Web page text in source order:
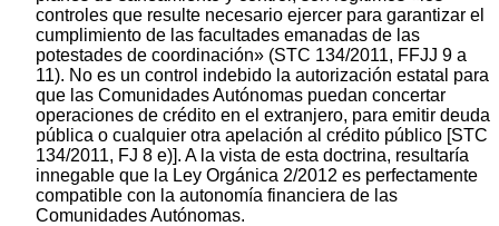
controles que resulte necesario ejercer para garantizar el
cumplimiento de las facultades emanadas de las
potestades de coordinación» (STC 134/2011, FFJJ 9 a
11). No es un control indebido la autorización estatal para
que las Comunidades Autónomas puedan concertar
operaciones de crédito en el extranjero, para emitir deuda
pública o cualquier otra apelación al crédito público [STC
134/2011, FJ 8 e)]. A la vista de esta doctrina, resultaría
innegable que la Ley Orgánica 2/2012 es perfectamente
compatible con la autonomía financiera de las
Comunidades Autónomas.